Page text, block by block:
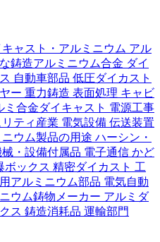
キャスト・アルミニウム アル
鋳造アルミニウム合金 ダイ
自動車部品 低圧ダイカスト
ー 重力鋳造 表面処理 キャビ
ミ合金ダイキャスト 電源工事
ティ産業 電気設備 伝送装置
ウム製品の用途 ハーシン・
械・設備付属品 電子通信 かど
ボックス 精密ダイカスト 工
アルミニウム部品 電気自動
ウム鋳物メーカー アルミダ
ス 鋳造消耗品 運輸部門